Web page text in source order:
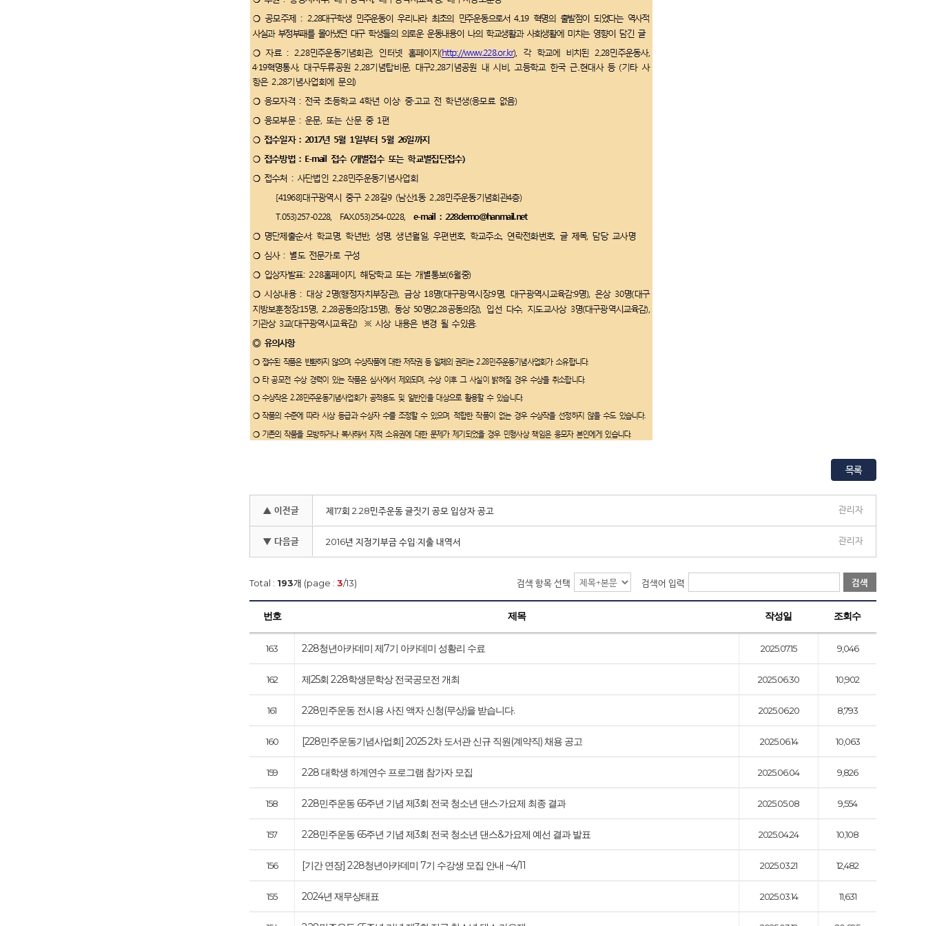
목록
▲ 이전글 제17회 2.28민주운동 글짓기 공모 입상자 공고 관리자
▼ 다음글 2016년 지정기부금 수입·지출 내역서 관리자
Total : 193개 (page : 3/13) 검색 항목 선택 검색어 입력 검색
번호 제목 작성일 조회수
163 2·28청년아카데미 제7기 아카데미 성황리 수료 2025.07.15 9,046
162 제25회 2·28학생문학상 전국공모전 개최 2025.06.30 10,902
161 2·28민주운동 전시용 사진 액자 신청(무상)을 받습니다. 2025.06.20 8,793
160 [228민주운동기념사업회] 2025 2차 도서관 신규 직원(계약직) 채용 공고 2025.06.14 10,063
159 2·28 대학생 하계연수 프로그램 참가자 모집 2025.06.04 9,826
158 2·28민주운동 65주년 기념 제3회 전국 청소년 댄스·가요제 최종 결과 2025.05.08 9,554
157 2·28민주운동 65주년 기념 제3회 전국 청소년 댄스&가요제 예선 결과 발표 2025.04.24 10,108
156 [기간 연장] 2·28청년아카데미 7기 수강생 모집 안내 ~4/11 2025.03.21 12,482
155 2024년 재무상태표 2025.03.14 11,631